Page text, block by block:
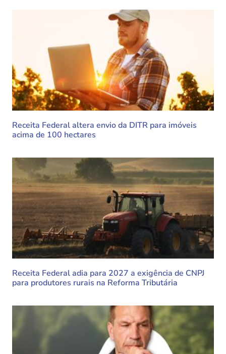
Receita Federal altera envio da DITR para imóveis
acima de 100 hectares
Receita Federal adia para 2027 a exigência de CNPJ
para produtores rurais na Reforma Tributária